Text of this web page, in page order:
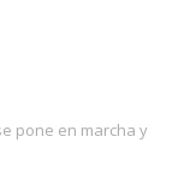
pone en marcha y